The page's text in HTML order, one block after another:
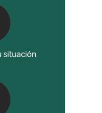
situación